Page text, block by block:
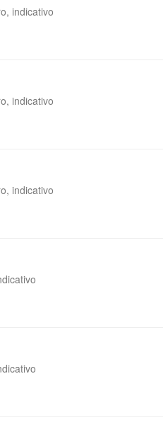
indicativo
indicativo
indicativo